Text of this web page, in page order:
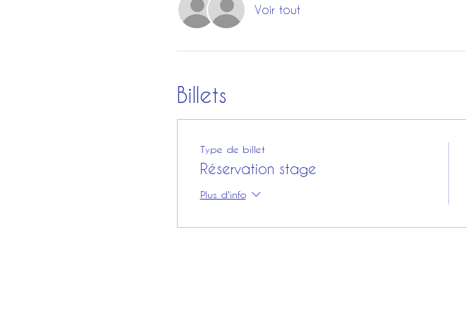
Voir tout
Billets
Type de billet
Réservation stage
Plus d'info